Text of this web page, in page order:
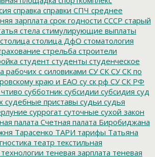
справка справки СПЧ среднее
зарплата срок годности СССР старый
стела стимулирующие выплаты
столица столица ДфО стоматология
стрельба строители
студент студенты студенческое
рабочих с силовиками СУ СК СУ СК по
краю и ЕАО су ск рф СУ СК РФ
субботник субсидии субсидия суд
судебные приставы судьи судья
суррогат суточные сухой закон
палата Счетная палата Биробиджана
Тарасенко ТАРИ тарифы Татьяна
театр текстильная
теневая зарплата теневая